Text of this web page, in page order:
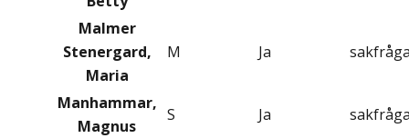
Malmer
Stenergard,
Maria
M Ja
Manhammar,
Magnus
S Ja